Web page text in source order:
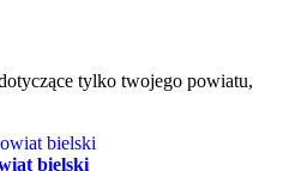
tylko twojego powiatu,
bielski